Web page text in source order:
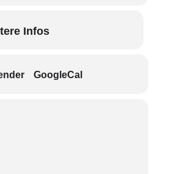
Infos
GoogleCal